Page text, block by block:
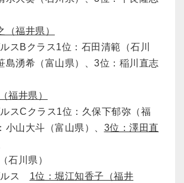
（福井県）
スBクラス1位：石田清範（石川
島湧希（富山県）、3位：稲川直志
福井県）
ルスCクラス1位：久保下郁弥（福
小山大斗（富山県）、 3位：澤田直
石川県）
ルス 1位：堀江知香子（福井